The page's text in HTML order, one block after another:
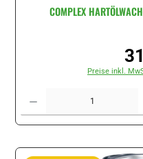
COMPLEX
Preise inkl.